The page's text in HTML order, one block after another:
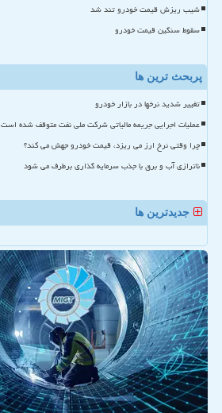
شیب ریزش قیمت خودرو تند شد
سقوط سنگین قیمت خودرو
پربحث ترین ها
تغییر شدید نرخها در بازار خودرو
عملیات اجرایی جریمه مالیاتی شرکت ملی نفت متوقف شده است
چرا وقتی نرخ ارز می ریزد، قیمت خودرو جهش می کند؟
ناترازی آب و برق با جذب سرمایه گذاری برطرف می شود
جدیدترین ها